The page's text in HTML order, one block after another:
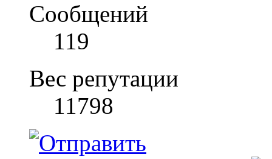
Сообщений
119
Вес репутации
11798